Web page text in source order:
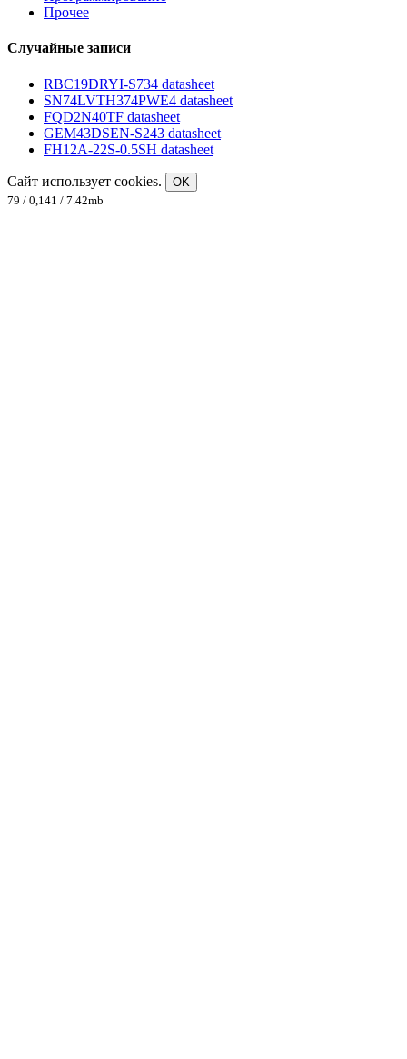
Прочее
Случайные записи
RBC19DRYI-S734 datasheet
SN74LVTH374PWE4 datasheet
FQD2N40TF datasheet
GEM43DSEN-S243 datasheet
FH12A-22S-0.5SH datasheet
Сайт использует cookies.
OK
79 / 0,141 / 7.42mb